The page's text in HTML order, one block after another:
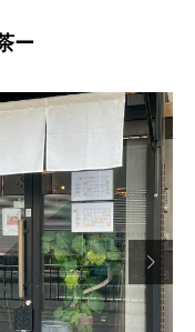
ー
